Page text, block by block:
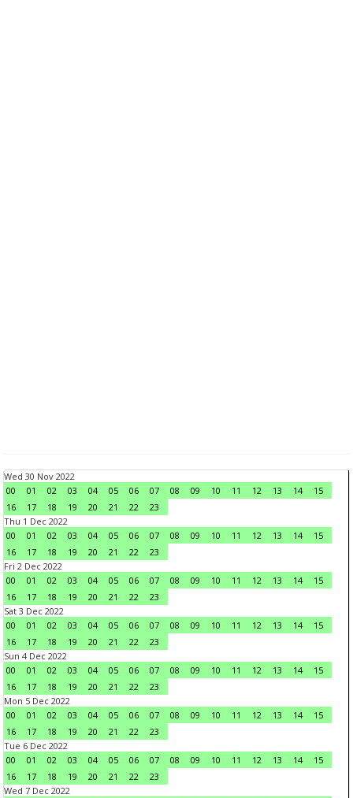
Wed 30 Nov 2022
00
01 02 03 04 05 06 07 08 09 10 11 12 13 14
15
16
17 18 19 20 21 22
23
Thu 1 Dec 2022
00
01 02 03 04 05 06 07 08 09 10 11 12 13 14
15
16
17 18 19 20 21 22
23
Fri 2 Dec 2022
00
01 02 03 04 05 06 07 08 09 10 11 12 13 14
15
16
17 18 19 20 21 22
23
Sat 3 Dec 2022
00
01 02 03 04 05 06 07 08 09 10 11 12 13 14
15
16
17 18 19 20 21 22
23
Sun 4 Dec 2022
00
01 02 03 04 05 06 07 08 09 10 11 12 13 14
15
16
17 18 19 20 21 22
23
Mon 5 Dec 2022
00
01 02 03 04 05 06 07 08 09 10 11 12 13 14
15
16
17 18 19 20 21 22
23
Tue 6 Dec 2022
00
01 02 03 04 05 06 07 08 09 10 11 12 13 14
15
16
17 18 19 20 21 22
23
Wed 7 Dec 2022